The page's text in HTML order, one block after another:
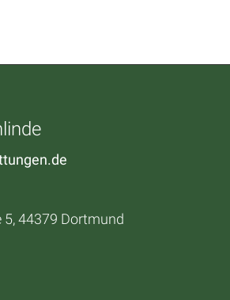
44379 Dortmund